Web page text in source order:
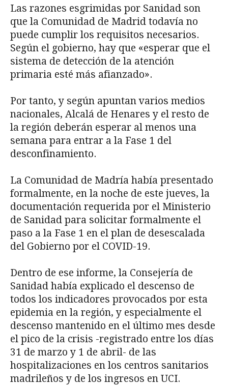
Las razones esgrimidas por Sanidad son
que la Comunidad de Madrid todavía no
puede cumplir los requisitos necesarios.
Según el gobierno, hay que «esperar que el
sistema de detección de la atención
primaria esté más afianzado».
Por tanto, y según apuntan varios medios
nacionales, Alcalá de Henares y el resto de
la región deberán esperar al menos una
semana para entrar a la Fase 1 del
desconfinamiento.
La Comunidad de Madría había presentado
formalmente, en la noche de este jueves, la
documentación requerida por el Ministerio
de Sanidad para solicitar formalmente el
paso a la Fase 1 en el plan de desescalada
del Gobierno por el COVID-19.
Dentro de ese informe, la Consejería de
Sanidad había explicado el descenso de
todos los indicadores provocados por esta
epidemia en la región, y especialmente el
descenso mantenido en el último mes desde
el pico de la crisis -registrado entre los días
31 de marzo y 1 de abril- de las
hospitalizaciones en los centros sanitarios
madrileños y de los ingresos en UCI.